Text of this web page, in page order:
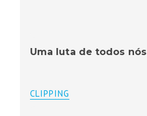
Uma luta de todos nós
CLIPPING